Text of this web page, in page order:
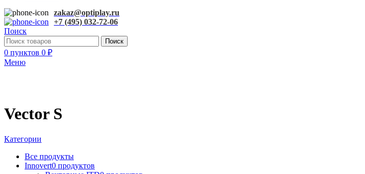
zakaz@optiplay.ru
+7 (495) 032-72-06
Поиск
Поиск
0 пунктов 0 ₽
Меню
Vector S
Категории
Все продукты
Innovert0 продуктов